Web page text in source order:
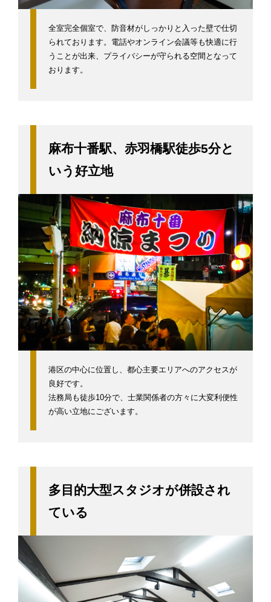
全室完全個室で、防音材がしっかりと入った壁で仕切
られております。電話やオンライン会議等も快適に行
うことが出来、プライバシーが守られる空間となって
おります。
麻布十番駅、赤羽橋駅徒歩5分と
いう好立地
港区の中心に位置し、都心主要エリアへのアクセスが
良好です。
法務局も徒歩10分で、士業関係者の方々に大変利便性
が高い立地にございます。
多目的大型スタジオが併設され
ている